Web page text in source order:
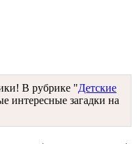
В рубрике "Детские
интересные загадки на